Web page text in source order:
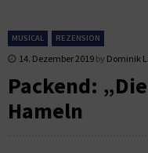
MUSICAL REZENSION
14. Dezember 2019 by Dominik
Packend:
Hameln